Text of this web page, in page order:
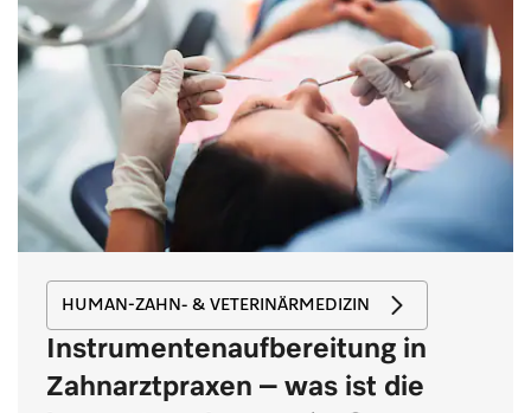
HUMAN-ZAHN- & VETERINÄRMEDIZIN
Instrumentenaufbereitung in
Zahnarztpraxen – was ist die